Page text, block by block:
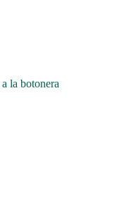
la botonera